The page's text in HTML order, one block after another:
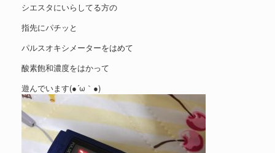
シエスタにいらしてる方の
指先にパチッと
パルスオキシメーターをはめて
酸素飽和濃度をはかって
遊んでいます(●´ω｀●)